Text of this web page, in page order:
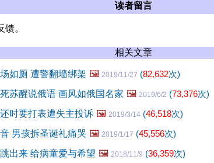
读者留言
。
相关文章
如厕 遭警翻墙绑架 🖼️ 2019/11/27 (82,632次)
苏醒说俄语 画风如俄国名家 🖼️ 2019/6/2 (73,376次)
时要打表遭失主投诉 🖼️ 2019/3/14 (46,518次)
男孩拆圣诞礼痛哭 🖼️ 2019/1/17 (45,556次)
出来 给病童爱与希望 🖼️ 2018/11/9 (36,359次)